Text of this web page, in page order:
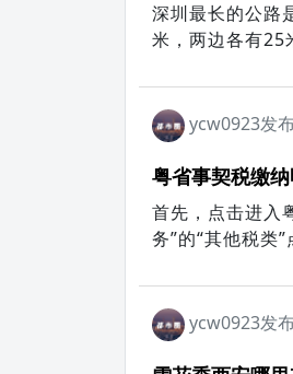
深圳最长的公路
米，两边各有25
ycw0923发
粤省事契税缴
首先，点击进入
务”的“其他税类
ycw0923发